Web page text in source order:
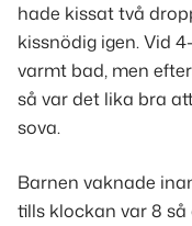
hade kissat två
kissnödig igen. Vid
varmt bad, men
så var det lika bra
sova.
Barnen vaknade
tills klockan var 8